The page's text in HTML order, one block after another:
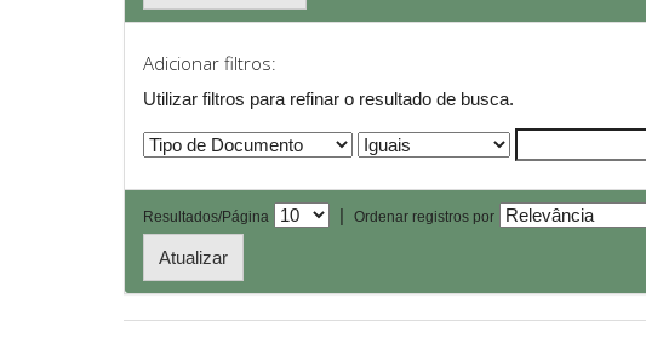
Adicionar filtros:
Utilizar filtros para refinar o resultado de busca.
Resultados/Página | Ordenar registros por